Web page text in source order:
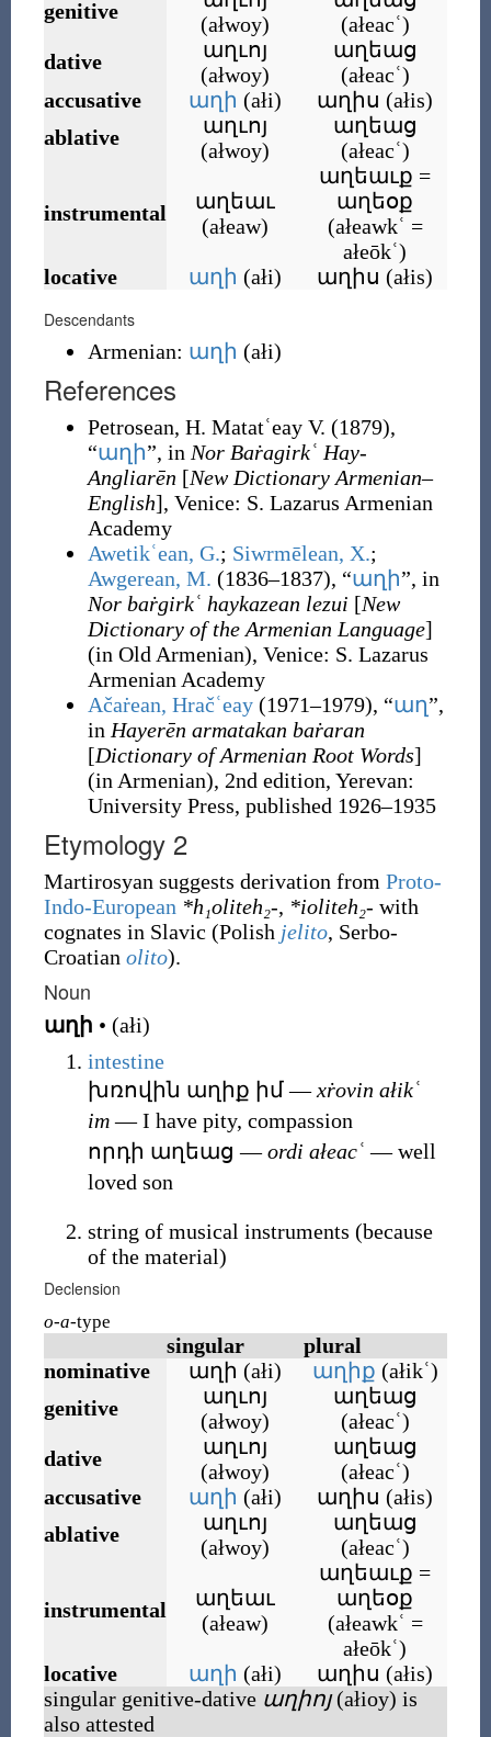
genitive
(ałwoy)
(ałeacʿ)
dative
աղւոյ
(ałwoy)
աղեաց
(ałeacʿ)
accusative
աղի (ałi) աղիս (ałis)
ablative
աղւոյ
(ałwoy)
աղեաց
(ałeacʿ)
instrumental
աղեաւ
(ałeaw)
աղեաւք =
աղեօք
(ałeawkʿ =
ałeōkʿ)
locative
աղի (ałi) աղիս (ałis)
Descendants
Armenian: աղի (ałi)
References
Petrosean, H. Matatʿeay V. (1879),
“աղի”, in Nor Baṙagirkʿ Hay-
Angliarēn [New Dictionary Armenian–
English], Venice: S. Lazarus Armenian
Academy
Awetikʿean, G.; Siwrmēlean, X.;
Awgerean, M. (1836–1837), “աղի”, in
Nor baṙgirkʿ haykazean lezui [New
Dictionary of the Armenian Language]
(in Old Armenian), Venice: S. Lazarus
Armenian Academy
Ačaṙean, Hračʿeay (1971–1979), “աղ”,
in Hayerēn armatakan baṙaran
[Dictionary of Armenian Root Words]
(in Armenian), 2nd edition, Yerevan:
University Press, published 1926–1935
Etymology 2
Martirosyan suggests derivation from Proto-
Indo-European *h₁oliteh₂-, *ioliteh₂- with
cognates in Slavic (Polish jelito, Serbo-
Croatian olito).
Noun
աղի • (ałi)
intestine
խռովին աղիք իմ―xṙovin ałikʿ
im― I have pity, compassion
որդի աղեաց ―ordi ałeacʿ ― well
loved son
string of musical instruments (because
of the material)
Declension
o-a-type
singular
plural
nominative
աղի (ałi) աղիք (ałikʿ)
genitive
աղւոյ
(ałwoy)
աղեաց
(ałeacʿ)
dative
աղւոյ
(ałwoy)
աղեաց
(ałeacʿ)
accusative
աղի (ałi) աղիս (ałis)
ablative
աղւոյ
(ałwoy)
աղեաց
(ałeacʿ)
instrumental
աղեաւ
(ałeaw)
աղեաւք =
աղեօք
(ałeawkʿ =
ałeōkʿ)
locative
աղի (ałi) աղիս (ałis)
singular genitive-dative աղիոյ (ałioy) is
also attested